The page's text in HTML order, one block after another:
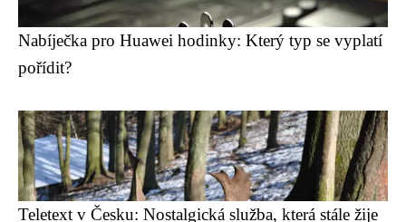
Nabíječka pro Huawei hodinky: Který typ se vyplatí
pořídit?
Teletext v Česku: Nostalgická služba, která stále žije